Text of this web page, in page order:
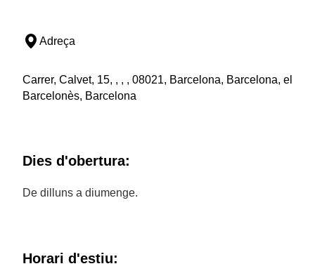
Adreça
Carrer, Calvet, 15, , , , 08021, Barcelona, Barcelona, el
Barcelonès, Barcelona
Dies d'obertura:
De dilluns a diumenge.
Horari d'estiu: